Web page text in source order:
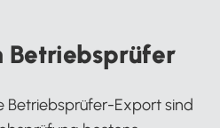
Betriebsprüfer
Betriebsprüfer-Export sind